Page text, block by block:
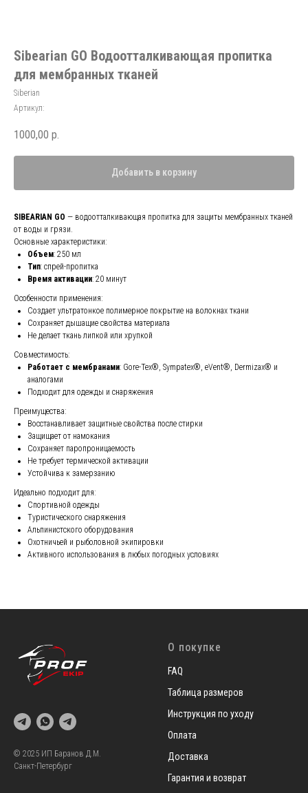
Sibearian GO Водоотталкивающая пропитка
для мембранных тканей
Siberian
Артикул:
1000,00 р.
Добавить в корзину
SIBEARIAN GO — водоотталкивающая пропитка для защиты мембранных тканей
от воды и грязи.
Основные характеристики:
Объем: 250 мл
Тип: спрей-пропитка
Время активации: 20 минут
Особенности применения:
Создает ультратонкое полимерное покрытие на волокнах ткани
Сохраняет дышащие свойства материала
Не делает ткань липкой или хрупкой
Совместимость:
Работает с мембранами: Gore-Tex®, Sympatex®, eVent®, Dermizax® и
аналогами
Подходит для одежды и снаряжения
Преимущества:
Восстанавливает защитные свойства после стирки
Защищает от намокания
Сохраняет паропроницаемость
Не требует термической активации
Устойчива к замерзанию
Идеально подходит для:
Спортивной одежды
Туристического снаряжения
Альпинистского оборудования
Охотничьей и рыболовной экипировки
Активного использования в любых погодных условиях
© 2025 ИП Баранов Д.М.
Санкт-Петербург
О покупке
FAQ
Таблица размеров
Инструкция по уходу
Оплата
Доставка
Гарантия и возврат